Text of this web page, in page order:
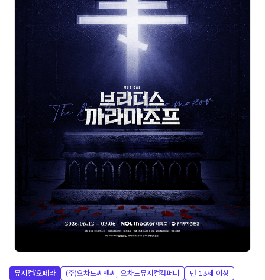
뮤지컬/오페라 (주)오차드씨앤씨, 오차드뮤지컬컴퍼니
만 13세 이상